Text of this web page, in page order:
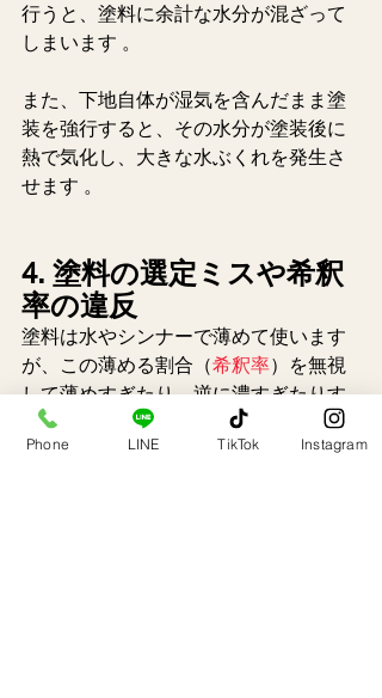
行うと、塗料に余計な水分が混ざって
しまいます 。
また、下地自体が湿気を含んだまま塗
装を強行すると、その水分が塗装後に
熱で気化し、大きな水ぶくれを発生さ
せます 。
4. 塗料の選定ミスや希釈
率の違反
塗料は水やシンナーで薄めて使います
が、この薄める割合（希釈率）を無視
して薄めすぎたり、逆に濃すぎたりす
ると、塗膜の適切な硬化が阻害されま
す 。
Phone LINE TikTok Instagram